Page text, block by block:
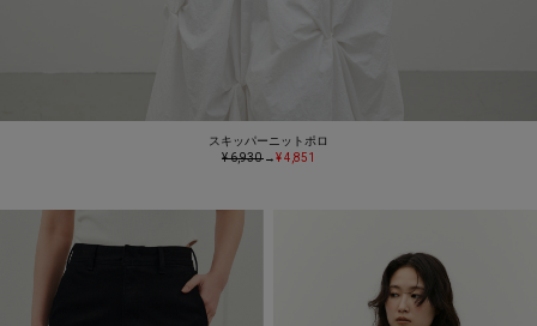
スキッパーニットポロ
¥ 6,930→¥ 4,851